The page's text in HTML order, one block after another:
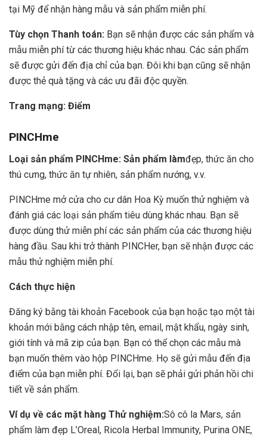
tại Mỹ để nhận hàng mẫu và sản phẩm miễn phí.
Tùy chọn Thanh toán: Bạn sẽ nhận được các sản phẩm và
mẫu miễn phí từ các thương hiệu khác nhau. Các sản phẩm
sẽ được gửi đến địa chỉ của bạn. Đôi khi bạn cũng sẽ nhận
được thẻ quà tặng và các ưu đãi độc quyền.
Trang mạng: Điểm
PINCHme
Loại sản phẩm PINCHme: Sản phẩm làmđẹp, thức ăn cho
thú cưng, thức ăn tự nhiên, sản phẩm nướng, v.v.
PINCHme mở cửa cho cư dân Hoa Kỳ muốn thử nghiệm và
đánh giá các loại sản phẩm tiêu dùng khác nhau. Bạn sẽ
được dùng thử miễn phí các sản phẩm của các thương hiệu
hàng đầu. Sau khi trở thành PINCHer, bạn sẽ nhận được các
mẫu thử nghiệm miễn phí.
Cách thực hiện
Đăng ký bằng tài khoản Facebook của bạn hoặc tạo một tài
khoản mới bằng cách nhập tên, email, mật khẩu, ngày sinh,
giới tính và mã zip của bạn. Bạn có thể chọn các mẫu mà
bạn muốn thêm vào hộp PINCHme. Họ sẽ gửi mẫu đến địa
điểm của bạn miễn phí. Đổi lại, bạn sẽ phải gửi phản hồi chi
tiết về sản phẩm.
Ví dụ về các mặt hàng Thử nghiệm:Sô cô la Mars, sản
phẩm làm đẹp L’Oreal, Ricola Herbal Immunity, Purina ONE,